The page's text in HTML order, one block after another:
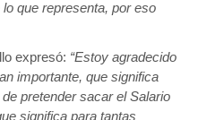
que representa, por eso
expresó: “Estoy agradecido
importante, que significa
pretender sacar el Salario
significa para tantas